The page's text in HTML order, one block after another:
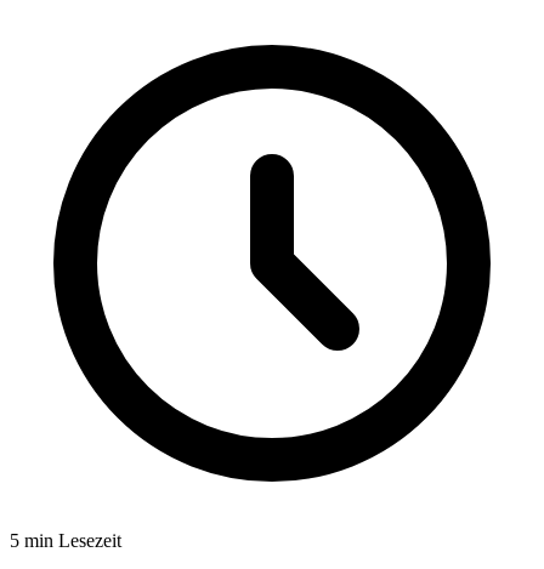
5 min Lesezeit